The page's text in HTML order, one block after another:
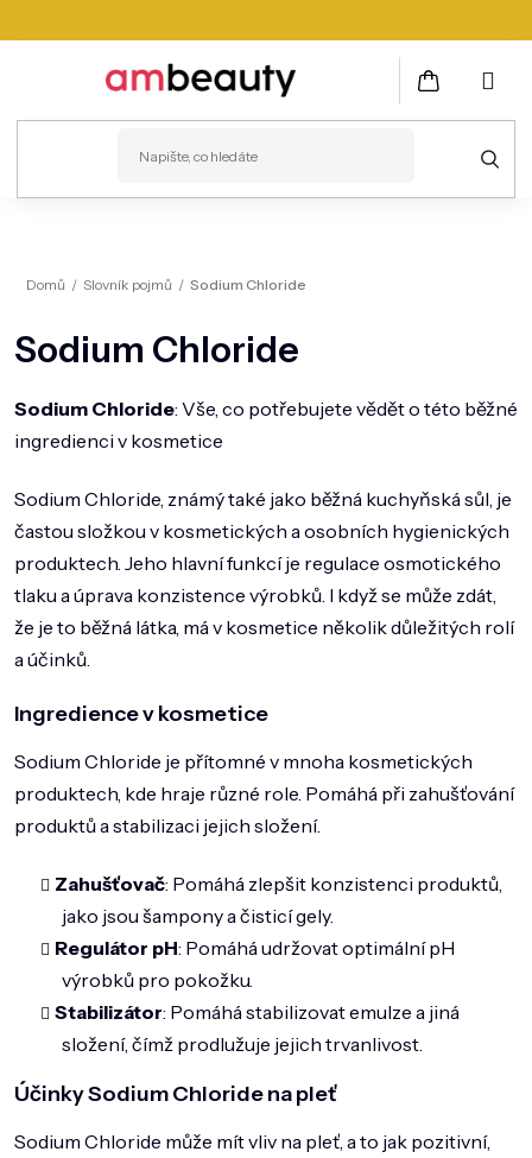
na
NÁKUPNÍ
KOŠÍK
VLASY
ZDRAVÍ
TĚLO
MUŽI
DOMÁCNOST
ZNAČKY
O NÁS
Domů / Slovník pojmů / Sodium Chloride
Sodium Chloride
Sodium Chloride: Vše, co potřebujete vědět o této běžné
ingredienci v kosmetice
Sodium Chloride, známý také jako běžná kuchyňská sůl, je
častou složkou v kosmetických a osobních hygienických
produktech. Jeho hlavní funkcí je regulace osmotického
tlaku a úprava konzistence výrobků. I když se může zdát,
že je to běžná látka, má v kosmetice několik důležitých rolí
a účinků.
Ingredience v kosmetice
Sodium Chloride je přítomné v mnoha kosmetických
produktech, kde hraje různé role. Pomáhá při zahušťování
produktů a stabilizaci jejich složení.
Zahušťovač: Pomáhá zlepšit konzistenci produktů,
jako jsou šampony a čisticí gely.
Regulátor pH: Pomáhá udržovat optimální pH
výrobků pro pokožku.
Stabilizátor: Pomáhá stabilizovat emulze a jiná
složení, čímž prodlužuje jejich trvanlivost.
Účinky Sodium Chloride na pleť
Sodium Chloride může mít vliv na pleť, a to jak pozitivní,